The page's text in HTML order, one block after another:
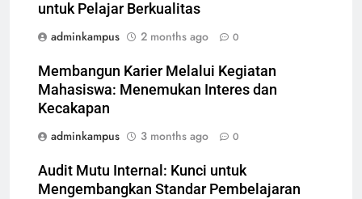
untuk Pelajar Berkualitas
adminkampus
2 months ago 0
Membangun Karier Melalui Kegiatan
Mahasiswa: Menemukan Interes dan
Kecakapan
adminkampus
3 months ago 0
Audit Mutu Internal: Kunci untuk
Mengembangkan Standar Pembelajaran